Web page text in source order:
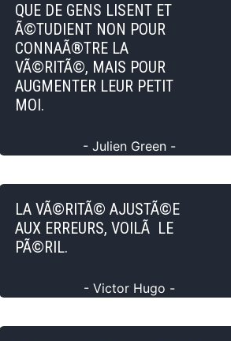
QUE DE GENS LISENT ET
Ã©TUDIENT NON POUR
CONNAÃ®TRE LA
VÃ©RITÃ©, MAIS POUR
AUGMENTER LEUR PETIT
MOI.
- Julien Green -
LA VÃ©RITÃ© AJUSTÃ©E
AUX ERREURS, VOILÃ LE
PÃ©RIL.
- Victor Hugo -